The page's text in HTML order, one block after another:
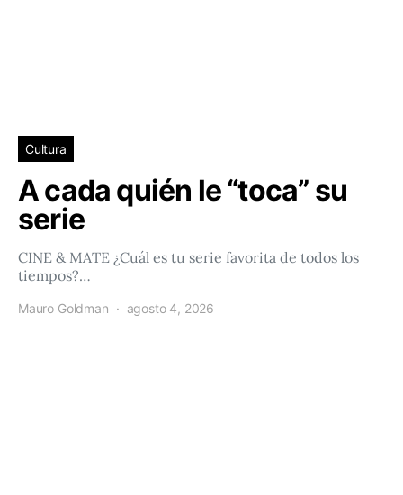
Cultura
A cada quién le “toca” su
serie
CINE & MATE ¿Cuál es tu serie favorita de todos los
tiempos?…
Mauro Goldman agosto 4, 2026